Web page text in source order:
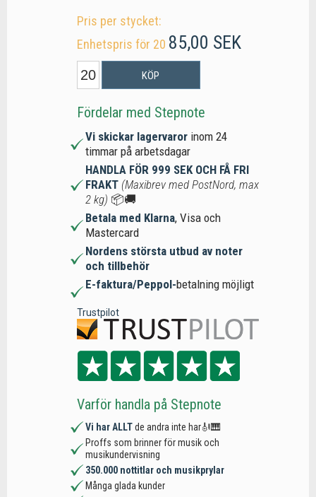
Pris per stycket:
Enhetspris för 20 85,00 SEK
KÖP
Fördelar med Stepnote
Vi skickar lagervaror inom 24
timmar på arbetsdagar
HANDLA FÖR 999 SEK OCH FÅ FRI
FRAKT (Maxibrev med PostNord, max
2 kg) 📦🚚
Betala med Klarna, Visa och
Mastercard
Nordens största utbud av noter
och tillbehör
E-faktura/Peppol-betalning möjligt
Trustpilot
Varför handla på Stepnote
Vi har ALLTde andra inte har🎻🎹
Proffs som brinner för musik och
musikundervisning
350.000 nottitlar och musikprylar
Många glada kunder